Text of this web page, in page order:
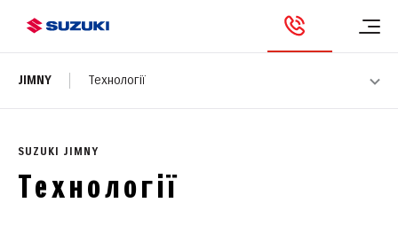
JIMNY Технології
SUZUKI JIMNY
Технології